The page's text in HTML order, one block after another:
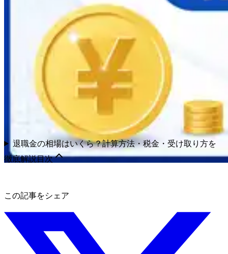
退職金の相場はいくら？計算方法・税金・受け取り方を
徹底解説目次
この記事をシェア